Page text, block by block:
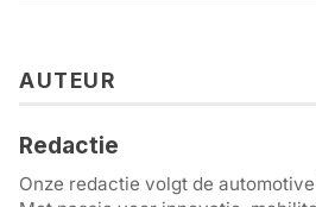
AUTEUR
Redactie
Onze redactie volgt de